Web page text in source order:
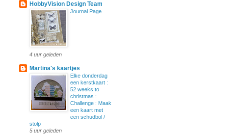
HobbyVision Design Team
Journal Page
4 uur geleden
Martina's kaartjes
Elke donderdag
een kerstkaart :
52 weeks to
christmas :
Challenge : Maak
een kaart met
een schudbol /
stolp
5 uur geleden